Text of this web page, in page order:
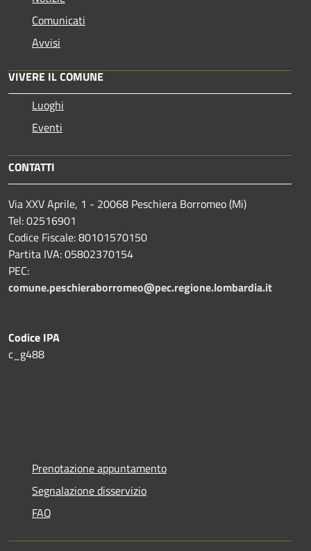
Comunicati
Avvisi
VIVERE IL COMUNE
Luoghi
Eventi
CONTATTI
Via XXV Aprile, 1 - 20068 Peschiera Borromeo (Mi)
Tel: 02516901
Codice Fiscale: 80101570150
Partita IVA: 05802370154
PEC:
comune.peschieraborromeo@pec.regione.lombardia.it
Codice IPA
c_g488
Prenotazione appuntamento
Segnalazione disservizio
FAQ